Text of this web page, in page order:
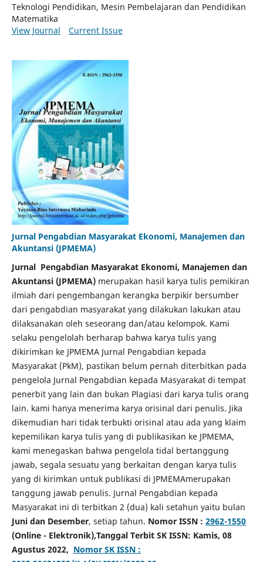
Teknologi Pendidikan, Mesin Pembelajaran dan Pendidikan
Matematika
View Journal
Current Issue
Jurnal Pengabdian Masyarakat Ekonomi, Manajemen dan
Akuntansi (JPMEMA)
Jurnal Pengabdian Masyarakat Ekonomi, Manajemen dan
Akuntansi (JPMEMA)merupakan hasil karya tulis pemikiran
ilmiah dari pengembangan kerangka berpikir bersumber
dari pengabdian masyarakat yang dilakukan lakukan atau
dilaksanakan oleh seseorang dan/atau kelompok. Kami
selaku pengelolah berharap bahwa karya tulis yang
dikirimkan ke JPMEMA Jurnal Pengabdian kepada
Masyarakat (PkM), pastikan belum pernah diterbitkan pada
pengelola Jurnal Pengabdian kepada Masyarakat di tempat
penerbit yang lain dan bukan Plagiasi dari karya tulis orang
lain. kami hanya menerima karya orisinal dari penulis. Jika
dikemudian hari tidak terbukti orisinal atau ada yang klaim
kepemilikan karya tulis yang di publikasikan ke JPMEMA,
kami menegaskan bahwa pengelola tidal bertanggung
jawab, segala sesuatu yang berkaitan dengan karya tulis
yang di kirimkan untuk publikasi di JPMEMAmerupakan
tanggung jawab penulis. Jurnal Pengabdian kepada
Masyarakat ini di terbitkan 2 (dua) kali setahun yaitu bulan
Juni dan Desember, setiap tahun. Nomor ISSN : 2962-1550
(Online - Elektronik),Tanggal Terbit SK ISSN: Kamis, 08
Agustus 2022, Nomor SK ISSN :